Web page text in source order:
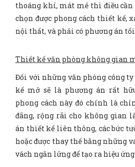
thoáng khí, mát mẻ thì điều
chọn được phong cách thiết kế,
nội thất, và phải có phương án
Thiết kế văn phòng không gian
Đối với những văn phòng công
kế mở sẽ là phương án rất
phong cách này đó chính là
đãng, rộng rãi cho không gian
án thiết kế liên thông, các bức
hoặc được thay thế bằng những
vách ngăn lửng để tạo ra hiệu